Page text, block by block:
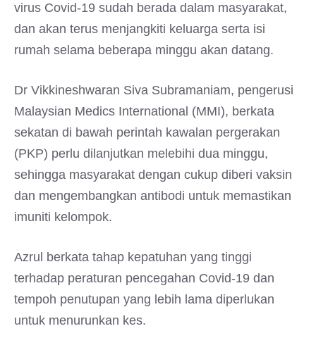
virus Covid-19 sudah berada dalam masyarakat,
dan akan terus menjangkiti keluarga serta isi
rumah selama beberapa minggu akan datang.
Dr Vikkineshwaran Siva Subramaniam, pengerusi
Malaysian Medics International (MMI), berkata
sekatan di bawah perintah kawalan pergerakan
(PKP) perlu dilanjutkan melebihi dua minggu,
sehingga masyarakat dengan cukup diberi vaksin
dan mengembangkan antibodi untuk memastikan
imuniti kelompok.
Azrul berkata tahap kepatuhan yang tinggi
terhadap peraturan pencegahan Covid-19 dan
tempoh penutupan yang lebih lama diperlukan
untuk menurunkan kes.